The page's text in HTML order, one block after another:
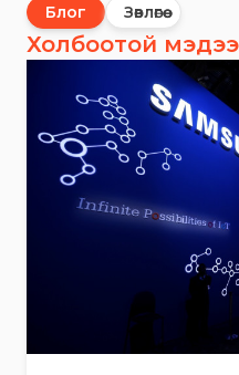
Блог Зөвлөгөө
Холбоотой